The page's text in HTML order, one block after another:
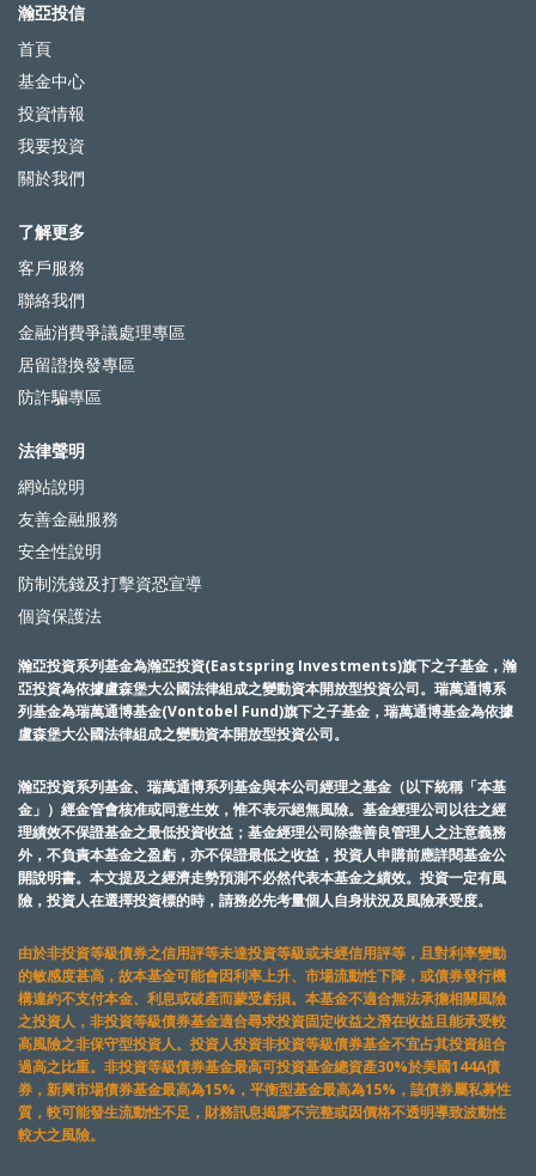
瀚亞投信
首頁
基金中心
投資情報
我要投資
關於我們
了解更多
客戶服務
聯絡我們
金融消費爭議處理專區
居留證換發專區
防詐騙專區
法律聲明
網站說明
友善金融服務
安全性說明
防制洗錢及打擊資恐宣導
個資保護法
瀚亞投資系列基金為瀚亞投資(Eastspring Investments)旗下之子基金，瀚
亞投資為依據盧森堡大公國法律組成之變動資本開放型投資公司。瑞萬通博系
列基金為瑞萬通博基金(Vontobel Fund)旗下之子基金，瑞萬通博基金為依據
盧森堡大公國法律組成之變動資本開放型投資公司。
瀚亞投資系列基金、瑞萬通博系列基金與本公司經理之基金（以下統稱「本基
金」）經金管會核准或同意生效，惟不表示絕無風險。基金經理公司以往之經
理績效不保證基金之最低投資收益；基金經理公司除盡善良管理人之注意義務
外，不負責本基金之盈虧，亦不保證最低之收益，投資人申購前應詳閱基金公
開說明書。本文提及之經濟走勢預測不必然代表本基金之績效。投資一定有風
險，投資人在選擇投資標的時，請務必先考量個人自身狀況及風險承受度。
由於非投資等級債券之信用評等未達投資等級或未經信用評等，且對利率變動
的敏感度甚高，故本基金可能會因利率上升、市場流動性下降，或債券發行機
構違約不支付本金、利息或破產而蒙受虧損。本基金不適合無法承擔相關風險
之投資人，非投資等級債券基金適合尋求投資固定收益之潛在收益且能承受較
高風險之非保守型投資人。投資人投資非投資等級債券基金不宜占其投資組合
過高之比重。非投資等級債券基金最高可投資基金總資產30%於美國144A債
券，新興市場債券基金最高為15%，平衡型基金最高為15%，該債券屬私募性
質，較可能發生流動性不足，財務訊息揭露不完整或因價格不透明導致波動性
較大之風險。